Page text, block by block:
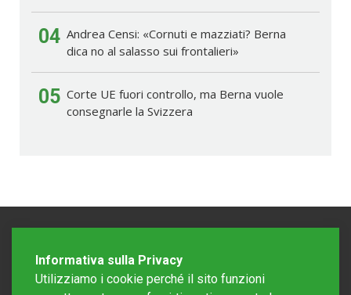
04 Andrea Censi: «Cornuti e mazziati? Berna
dica no al salasso sui frontalieri»
05 Corte UE fuori controllo, ma Berna vuole
consegnarle la Svizzera
Informativa sulla Privacy
Utilizziamo i cookie perché il sito funzioni